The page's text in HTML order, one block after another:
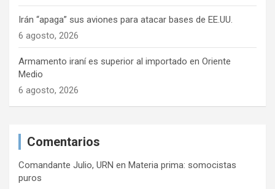
Irán “apaga” sus aviones para atacar bases de EE.UU.
6 agosto, 2026
Armamento iraní es superior al importado en Oriente
Medio
6 agosto, 2026
Comentarios
Comandante Julio, URN en Materia prima: somocistas
puros